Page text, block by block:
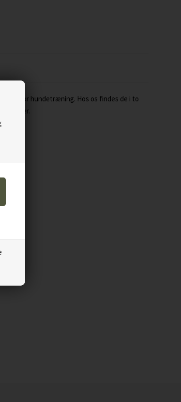
for hundetræning. Hos os findes de i to